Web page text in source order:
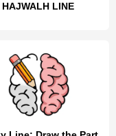
HAJWALH LINE